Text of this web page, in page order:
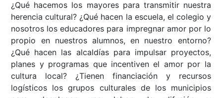
¿Qué hacemos los mayores para transmitir nuestra
herencia cultural? ¿Qué hacen la escuela, el colegio y
nosotros los educadores para impregnar amor por lo
propio en nuestros alumnos, en nuestro entorno?
¿Qué hacen las alcaldías para impulsar proyectos,
planes y programas que incentiven el amor por la
cultura local? ¿Tienen financiación y recursos
logísticos los grupos culturales de los municipios